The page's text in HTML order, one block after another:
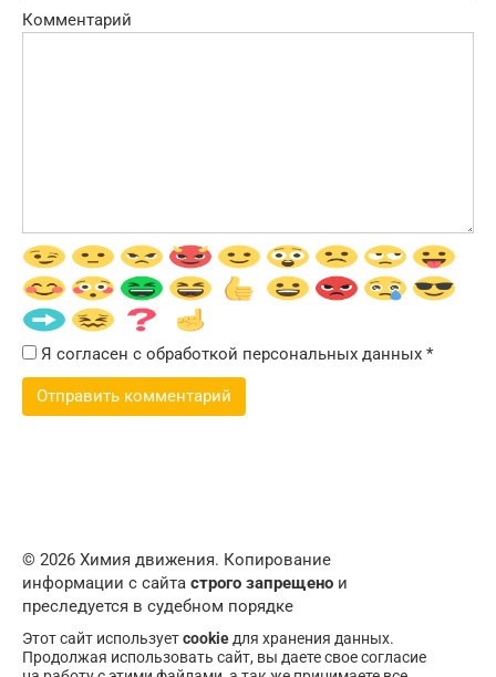
Комментарий
Я согласен с обработкой персональных данных *
© 2026 Химия движения. Копирование
информации с сайта строго запрещено и
преследуется в судебном порядке
Этот сайт используетcookieдля хранения данных.
Продолжая использовать сайт, вы даете свое согласие